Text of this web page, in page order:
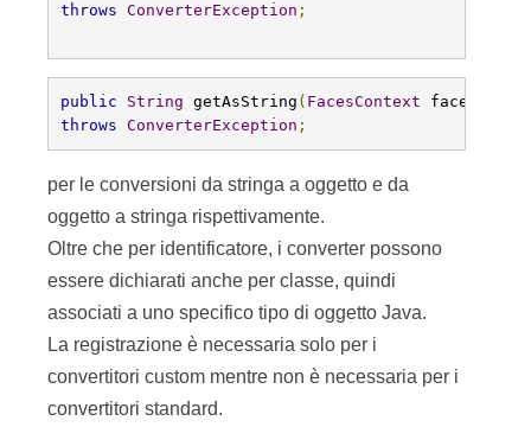
throws ConverterException ;
public String getAsString ( FacesContext
throws ConverterException ;
per le conversioni da stringa a oggetto e da
oggetto a stringa rispettivamente.
Oltre che per identificatore, i converter possono
essere dichiarati anche per classe, quindi
associati a uno specifico tipo di oggetto Java.
La registrazione è necessaria solo per i
convertitori custom mentre non è necessaria per i
convertitori standard.